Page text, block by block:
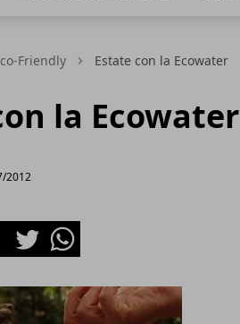
Friendly Estate con la Ecowater
la Ecowater
2012
TwitterWhatsapp